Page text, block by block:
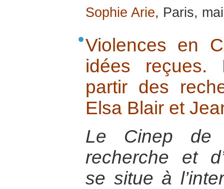
Sophie Arie, Paris,
Violences en
idées reçues.
partir des
Elsa Blair et
Le Cinep de
recherche et
se situe à